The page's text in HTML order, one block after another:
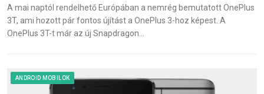
A mai naptól rendelhető Európában a nemrég bemutatott OnePlus
3T, ami hozott pár fontos újítást a OnePlus 3-hoz képest. A
OnePlus 3T-t már az új Snapdragon…
ANDROID MOBILOK